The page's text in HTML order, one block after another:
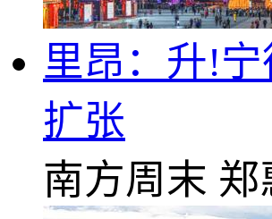
里昂：升!宁
扩张
南方周末 郑